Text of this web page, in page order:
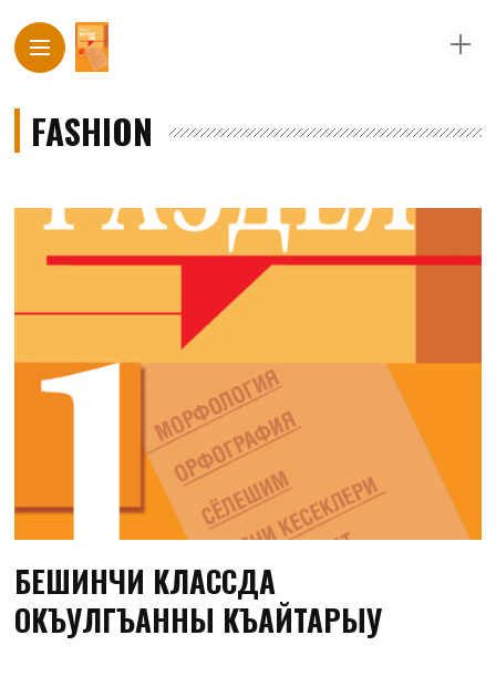
FASHION
БЕШИНЧИ КЛАССДА
ОКЪУЛГЪАННЫ КЪАЙТАРЫУ